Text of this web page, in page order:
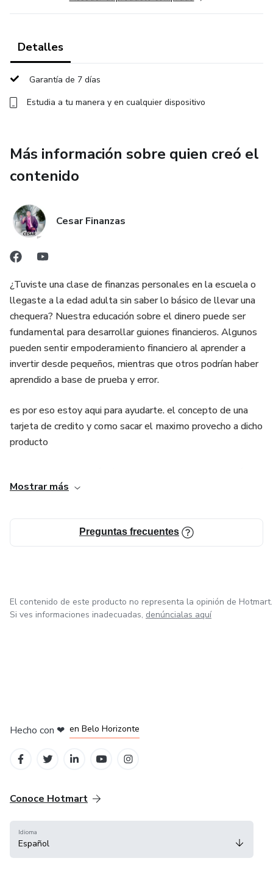
probabilidades de conseguir ese préstamo, lo cual es
obtengas un mejor tipo de interés en tu préstamo porque
el banco te ve como un riesgo menor.
es muy importante. Puede suponer una diferencia de
La advertencia, por supuesto, son esas dos palabras que
lleva al punto dos.
2. Pagar su saldo mensual es inteligente
Como mencioné, usé mi tarjeta de crédito para casi todo lo
que compraba, lo cual fue genial porque acumulé
recompensas por cada compra que hacía. Pero también me
aseguré de hacer algo importante: pagué el saldo de mi
tarjeta de crédito todos los meses.
Esto es inteligente por dos razones. En primer lugar,
pagando regularmente las compras habituales es como se
construye una buena calificación crediticia. En segundo
lugar, al liquidar el saldo cada mes no pagarás intereses
por tu tarjeta de crédito.
Cero. Nada. $0.
Detalles
Garantía de 7 días
Estudia a tu manera y en cualquier dispositivo
Más información sobre quien creó el
contenido
Cesar Finanzas
¿Tuviste una clase de finanzas personales en la escuela o
llegaste a la edad adulta sin saber lo básico de llevar una
chequera? Nuestra educación sobre el dinero puede ser
fundamental para desarrollar guiones financieros. Algunos
pueden sentir empoderamiento financiero al aprender a
invertir desde pequeños, mientras que otros podrían haber
aprendido a base de prueba y error.
es por eso estoy aqui para ayudarte. el concepto de una
tarjeta de credito y como sacar el maximo provecho a dicho
producto
ha afectado tu forma de administrar tus finanzas hoy?
Mostrar más
Preguntas frecuentes
El contenido de este producto no representa la opinión de Hotmart.
Si ves informaciones inadecuadas, denúncialas aquí
Hecho con ❤ en Belo Horizonte
Conoce Hotmart
Idioma
Español